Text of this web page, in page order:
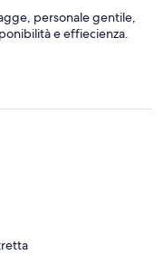
personale gentile,
e effiecienza.